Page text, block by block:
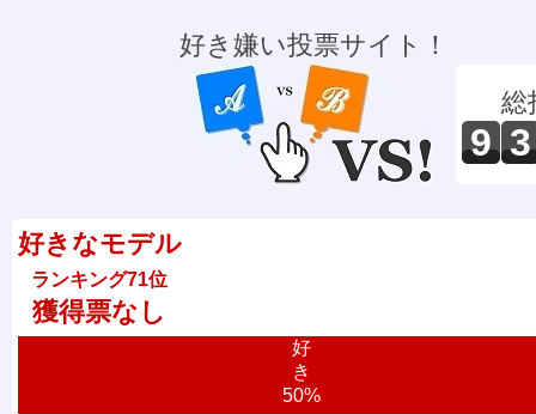
好き嫌い投票サイト！
総
9 3
好きなモデル
ランキング71位
獲得票なし
好
き
50%